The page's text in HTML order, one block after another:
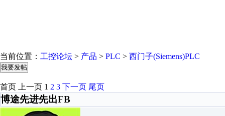
当前位置： 工控论坛 > 产品 > PLC > 西门子(Siemens)PLC
我要发帖
首页 上一页 1 2 3 下一页 尾页
博途先进先出FB